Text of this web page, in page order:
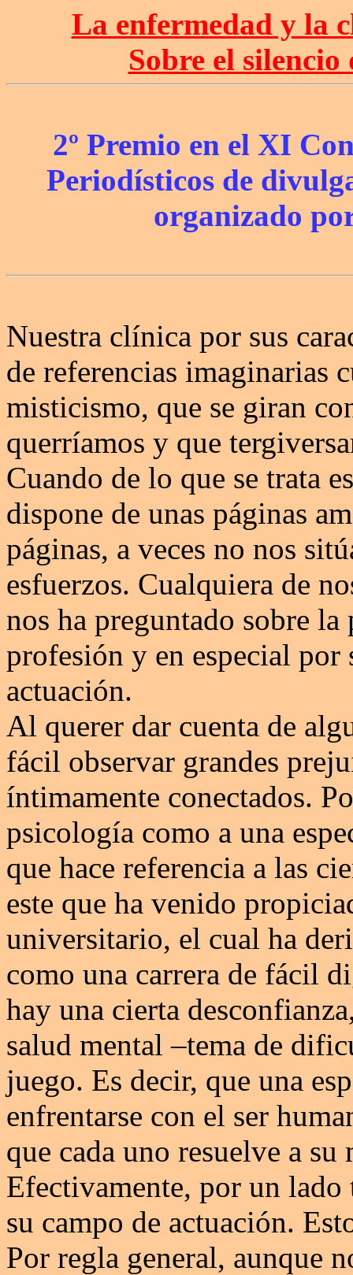
La enfermedad y la
Sobre el
2º Premio en el XI
Periodísticos de
organizado
Nuestra clínica por sus
de referencias imaginarias
misticismo, que se giran
querríamos y que
Cuando de lo que se trata
dispone de unas páginas
páginas, a veces no nos
esfuerzos. Cualquiera de
nos ha preguntado sobre
profesión y en especial
actuación.
Al querer dar cuenta de
fácil observar grandes
íntimamente conectados.
psicología como a una
que hace referencia a las
este que ha venido
universitario, el cual ha
como una carrera de fácil
hay una cierta
salud mental –tema de
juego. Es decir, que una
enfrentarse con el ser
que cada uno resuelve a
Efectivamente, por un
su campo de actuación.
Por regla general, aunque